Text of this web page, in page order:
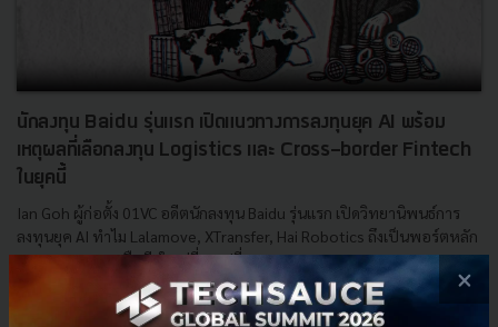
นักลงทุน Baidu รุ่นแรก เปิดแนวทางการลงทุนยุค AI พร้อม
เหตุผลที่เลือกลงทุน Logistics และ Cross-border Fintech
ในยุคนี้
Ian Goh ผู้ก่อตั้ง 01VC อดีตนักลงทุน Baidu รุ่นแรก เปิดวิทยานิพนธ์การ
ลงทุนยุค AI ทำไม Lalamove, XTransfer, Hai Robotics ถึงเป็นพอร์ตหลัก
และ Onshoring คือธีมใหญ่ที่จะเปลี่ยน Southe...
พฤษภาคม 16, 2026| ByTechsauce Team
×